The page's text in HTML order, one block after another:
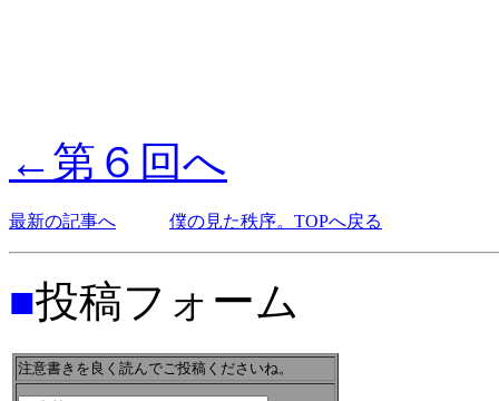
←第６回へ
最新の記事へ 僕の見た秩序。TOPへ戻る
■投稿フォーム
注意書きを良く読んでご投稿くださいね。